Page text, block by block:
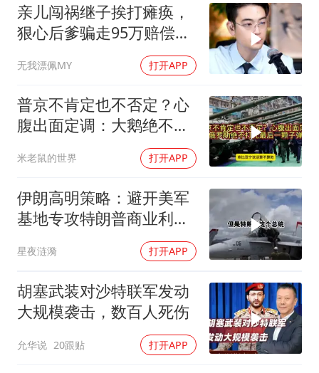
成都多趟列车临时停运
部分银行上调存款利率
货车高速制动失灵 交警护航化险为夷
下党之路
亲儿闯祸继子挨打瘫痪，
狠心后爹骗走95万赔偿金
无我漂佩MY 打开APP
普京不肯定也不否定？心
腹出面定调：大鹅绝不打
米老鼠的世界 打开APP
伊朗高明策略：避开美军
基地专攻特朗普商业利益
星夜涟漪 打开APP
胡塞武装对沙特联军发动
大规模袭击，数百人死伤
允华说 20跟贴 打开APP